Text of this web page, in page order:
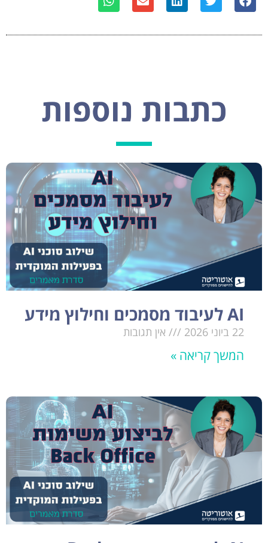
כתבות נוספות
AI לעיבוד מסמכים וחילוץ מידע
22 ביוני 2026 אין תגובות
המשך קריאה »